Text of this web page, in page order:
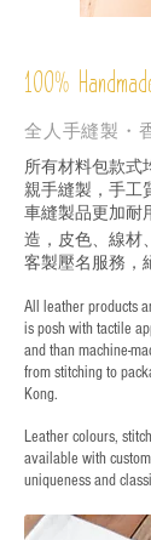
100%
全人手縫製・
所有材料包款式
親手縫製，手工
車縫製品更加耐
造，皮色、線材
客製壓名服務，
All leather products
is posh with tactile
and than machine-
from stitching to
Kong.
Leather colours,
available with
uniqueness and